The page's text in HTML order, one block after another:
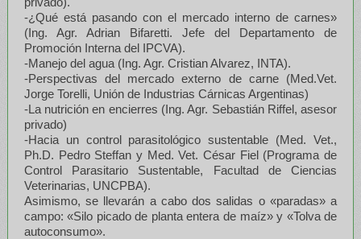
-¿Qué está pasando con el mercado interno de carnes»
(Ing. Agr. Adrian Bifaretti. Jefe del Departamento de
Promoción Interna del IPCVA).
-Manejo del agua (Ing. Agr. Cristian Alvarez, INTA).
-Perspectivas del mercado externo de carne (Med.Vet.
Jorge Torelli, Unión de Industrias Cárnicas Argentinas)
-La nutrición en encierres (Ing. Agr. Sebastián Riffel, asesor
privado)
-Hacia un control parasitológico sustentable (Med. Vet.,
Ph.D. Pedro Steffan y Med. Vet. César Fiel (Programa de
Control Parasitario Sustentable, Facultad de Ciencias
Veterinarias, UNCPBA).
Asimismo, se llevarán a cabo dos salidas o «paradas» a
campo: «Silo picado de planta entera de maíz» y «Tolva de
autoconsumo».